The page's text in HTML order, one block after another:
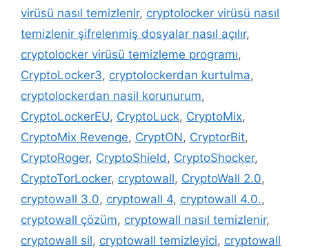
virüsü nasıl temizlenir, cryptolocker virüsü nasıl
temizlenir şifrelenmiş dosyalar nasıl açılır,
cryptolocker virüsü temizleme programı,
CryptoLocker3, cryptolockerdan kurtulma,
cryptolockerdan nasil korunurum,
CryptoLockerEU, CryptoLuck, CryptoMix,
CryptoMix Revenge, CryptON, CryptorBit,
CryptoRoger, CryptoShield, CryptoShocker,
CryptoTorLocker, cryptowall, CryptoWall 2.0,
cryptowall 3.0, cryptowall 4, cryptowall 4.0.,
cryptowall çözüm, cryptowall nasıl temizlenir,
cryptowall sil, cryptowall temizleyici, cryptowall